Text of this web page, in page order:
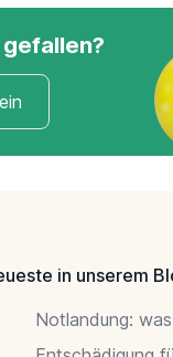
in unserem
Notlandung: